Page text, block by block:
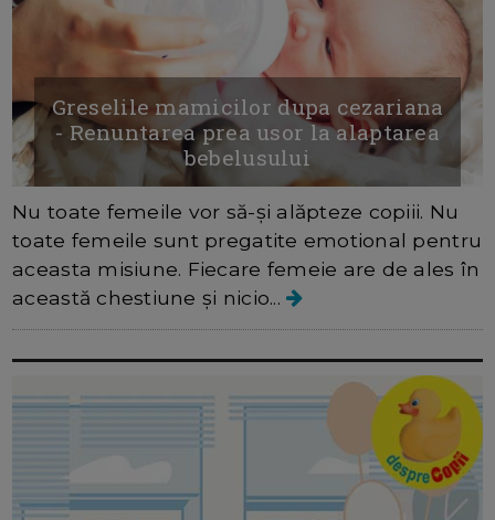
Greselile mamicilor dupa cezariana
- Renuntarea prea usor la alaptarea
bebelusului
Nu toate femeile vor să-și alăpteze copiii. Nu
toate femeile sunt pregatite emotional pentru
aceasta misiune. Fiecare femeie are de ales în
această chestiune și nicio...